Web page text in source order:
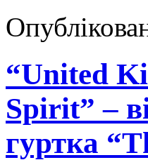
“United
Spirit” –
гуртка